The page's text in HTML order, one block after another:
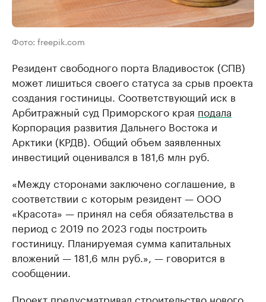
Фото: freepik.com
Резидент свободного порта Владивосток (СПВ)
может лишиться своего статуса за срыв проекта
создания гостиницы. Соответствующий иск в
Арбитражный суд Приморского края подала
Корпорация развития Дальнего Востока и
Арктики (КРДВ). Общий объем заявленных
инвестиций оценивался в 181,6 млн руб.
«Между сторонами заключено соглашение, в
соответствии с которым резидент — ООО
«Красота» — принял на себя обязательства в
период с 2019 по 2023 годы построить
гостиницу. Планируемая сумма капитальных
вложений — 181,6 млн руб.», — говорится в
сообщении.
Проект предусматривал строительство нового